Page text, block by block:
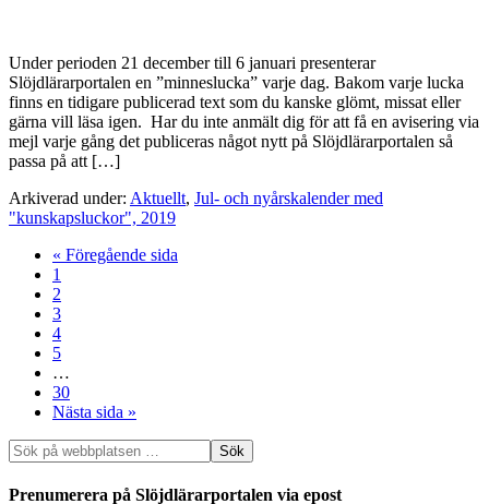
Under perioden 21 december till 6 januari presenterar
Slöjdlärarportalen en ”minneslucka” varje dag. Bakom varje lucka
finns en tidigare publicerad text som du kanske glömt, missat eller
gärna vill läsa igen. Har du inte anmält dig för att få en avisering via
mejl varje gång det publiceras något nytt på Slöjdlärarportalen så
passa på att […]
Arkiverad under: Aktuellt, Jul- och nyårskalender med
"kunskapsluckor", 2019
« Föregående sida
1
2
3
4
5
…
30
Nästa sida »
Prenumerera på Slöjdlärarportalen via epost